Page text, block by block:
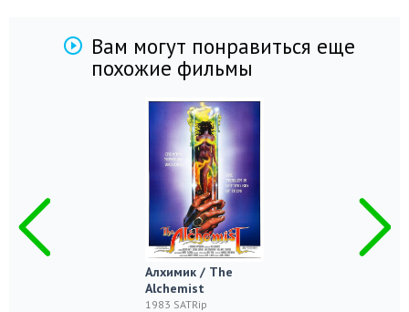
Вам могут понравиться еще
похожие фильмы
Алхимик / The
Alchemist
1983 SATRip